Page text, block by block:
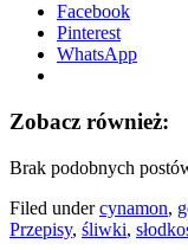
Facebook
Pinterest
WhatsApp
Zobacz również:
Brak podobnych
Filed undercynamon,
Przepisy, śliwki,